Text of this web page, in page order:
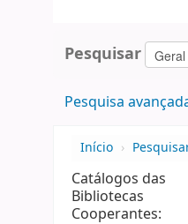
Pesquisar
Pesquisa
Início ›
Catálogos das
Bibliotecas
Cooperantes: